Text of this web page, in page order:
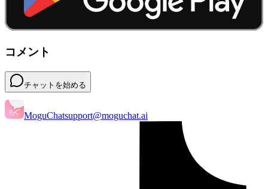
コメント
チャットを始める
MoguChatsupport@moguchat.ai